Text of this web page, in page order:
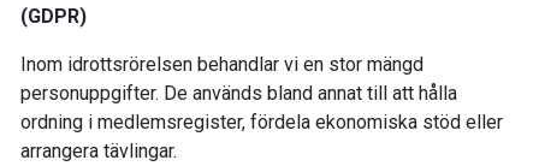
(GDPR)
Inom idrottsrörelsen behandlar vi en stor mängd
personuppgifter. De används bland annat till att hålla
ordning i medlemsregister, fördela ekonomiska stöd eller
arrangera tävlingar.